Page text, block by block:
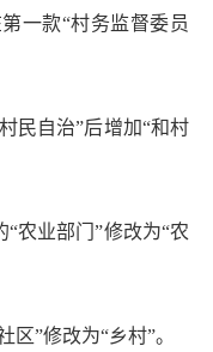
一款“村务监督委员
自治”后增加“和村
业部门”修改为“农
”修改为“乡村”。